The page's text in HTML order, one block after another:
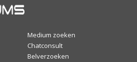
Medium zoeken
Chatconsult
Belverzoeken